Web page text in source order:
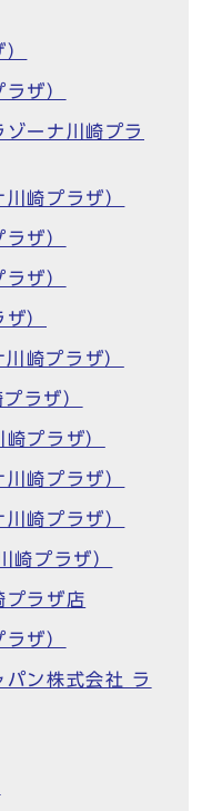
ザ）
ーナ川崎プラ
崎プラザ）
ザ）
ザ）
）
崎プラザ）
ラザ）
プラザ）
崎プラザ）
崎プラザ）
崎プラザ）
ラザ店
ザ）
パン株式会社 ラ